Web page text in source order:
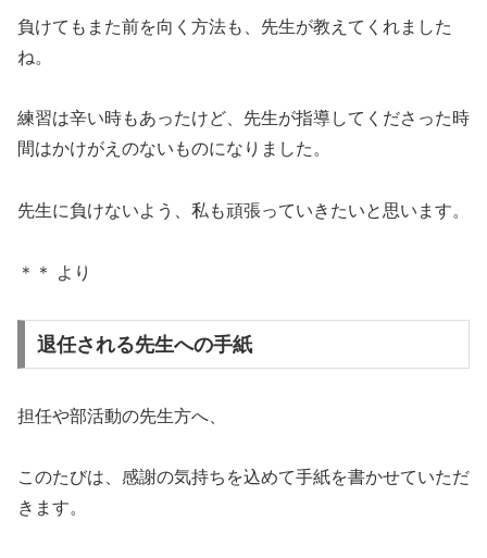
負けてもまた前を向く方法も、先生が教えてくれました
ね。
練習は辛い時もあったけど、先生が指導してくださった時
間はかけがえのないものになりました。
先生に負けないよう、私も頑張っていきたいと思います。
＊＊ より
退任される先生への手紙
担任や部活動の先生方へ、
このたびは、感謝の気持ちを込めて手紙を書かせていただ
きます。